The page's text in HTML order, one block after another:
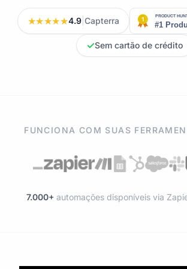
★★★★★4.9| Capterra
✓Sem cartão de crédito
FUNCIONA COM SUAS
7.000+ automações disponíveis via